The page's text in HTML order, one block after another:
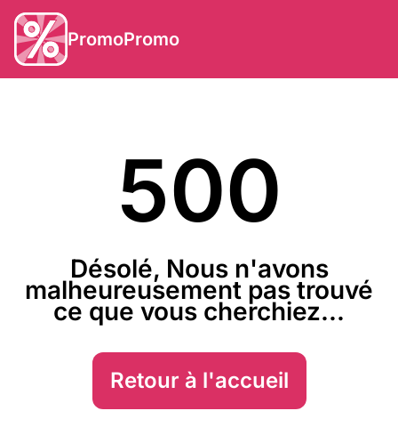
PromoPromo
500
Désolé, Nous n'avons
malheureusement pas trouvé
ce que vous cherchiez...
Retour à l'accueil